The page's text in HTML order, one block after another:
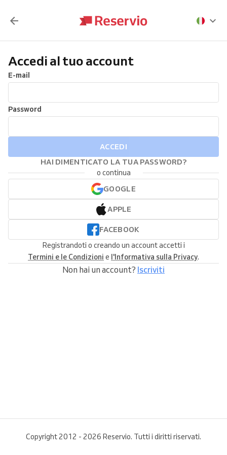
Accedi al tuo account
E-mail
Password
ACCEDI
HAI DIMENTICATO LA TUA PASSWORD?
o continua
GOOGLE
APPLE
FACEBOOK
Registrandoti o creando un account accetti i
Termini e le Condizioni e l'Informativa sulla Privacy.
Non hai un account? Iscriviti
Copyright 2012 - 2026 Reservio. Tutti i diritti riservati.